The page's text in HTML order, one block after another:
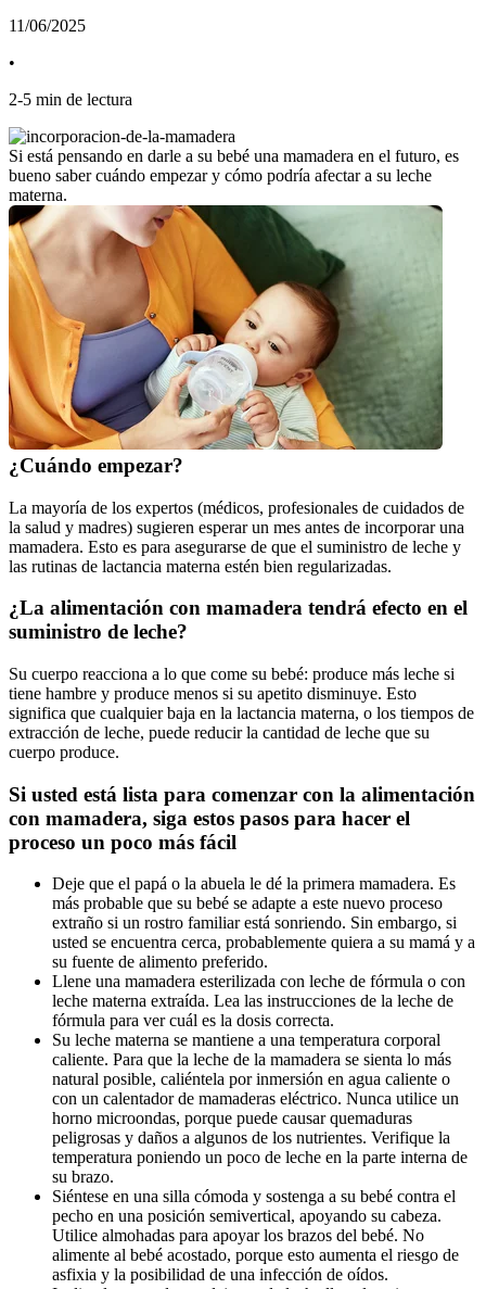
11/06/2025
•
2-5 min de lectura
Si está pensando en darle a su bebé una mamadera en el futuro, es
bueno saber cuándo empezar y cómo podría afectar a su leche
materna.
¿Cuándo empezar?
La mayoría de los expertos (médicos, profesionales de cuidados de
la salud y madres) sugieren esperar un mes antes de incorporar una
mamadera. Esto es para asegurarse de que el suministro de leche y
las rutinas de lactancia materna estén bien regularizadas.
¿La alimentación con mamadera tendrá efecto en el
suministro de leche?
Su cuerpo reacciona a lo que come su bebé: produce más leche si
tiene hambre y produce menos si su apetito disminuye. Esto
significa que cualquier baja en la lactancia materna, o los tiempos de
extracción de leche, puede reducir la cantidad de leche que su
cuerpo produce.
Si usted está lista para comenzar con la alimentación
con mamadera, siga estos pasos para hacer el
proceso un poco más fácil
Deje que el papá o la abuela le dé la primera mamadera. Es
más probable que su bebé se adapte a este nuevo proceso
extraño si un rostro familiar está sonriendo. Sin embargo, si
usted se encuentra cerca, probablemente quiera a su mamá y a
su fuente de alimento preferido.
Llene una mamadera esterilizada con leche de fórmula o con
leche materna extraída. Lea las instrucciones de la leche de
fórmula para ver cuál es la dosis correcta.
Su leche materna se mantiene a una temperatura corporal
caliente. Para que la leche de la mamadera se sienta lo más
natural posible, caliéntela por inmersión en agua caliente o
con un calentador de mamaderas eléctrico. Nunca utilice un
horno microondas, porque puede causar quemaduras
peligrosas y daños a algunos de los nutrientes. Verifique la
temperatura poniendo un poco de leche en la parte interna de
su brazo.
Siéntese en una silla cómoda y sostenga a su bebé contra el
pecho en una posición semivertical, apoyando su cabeza.
Utilice almohadas para apoyar los brazos del bebé. No
alimente al bebé acostado, porque esto aumenta el riesgo de
asfixia y la posibilidad de una infección de oídos.